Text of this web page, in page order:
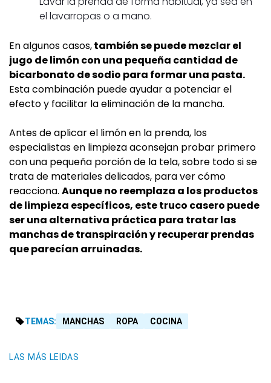
el lavarropas o a mano.
En algunos casos,también se puede mezclar el
jugo de limón con una pequeña cantidad de
bicarbonato de sodio para formar una pasta.
Esta combinación puede ayudar a potenciar el
efecto y facilitar la eliminación de la mancha.
Antes de aplicar el limón en la prenda, los
especialistas en limpieza aconsejan probar primero
con una pequeña porción de la tela, sobre todo si se
trata de materiales delicados, para ver cómo
reacciona. Aunque no reemplaza a los productos
de limpieza específicos, este truco casero puede
ser una alternativa práctica para tratar las
manchas de transpiración y recuperar prendas
que parecían arruinadas.
TEMAS: MANCHAS ROPA COCINA
LAS MÁS LEIDAS